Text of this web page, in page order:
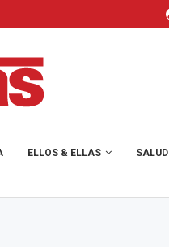
ELLOS & ELLAS SALUD